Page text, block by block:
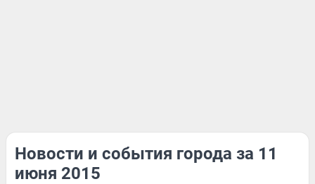
Новости и события города за 11
июня 2015